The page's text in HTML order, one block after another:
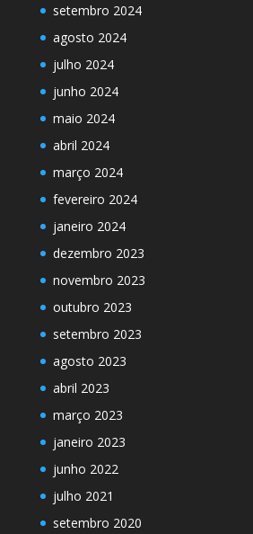
setembro 2024
agosto 2024
julho 2024
junho 2024
maio 2024
abril 2024
março 2024
fevereiro 2024
janeiro 2024
dezembro 2023
novembro 2023
outubro 2023
setembro 2023
agosto 2023
abril 2023
março 2023
janeiro 2023
junho 2022
julho 2021
setembro 2020